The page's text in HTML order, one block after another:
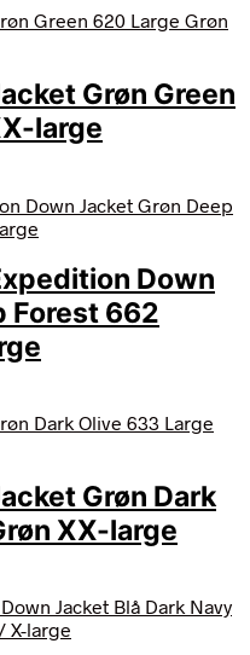
Grøn Green
large
Down
Forest 662
Grøn Dark
XX-large